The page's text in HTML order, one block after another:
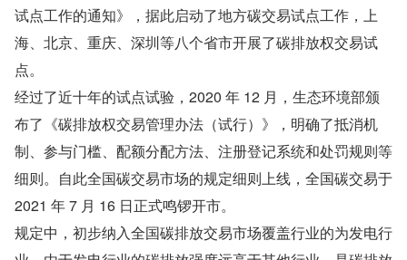
试点工作的通知》，据此启动了地方碳交易试点工作，上
海、北京、重庆、深圳等八个省市开展了碳排放权交易试
点。
经过了近十年的试点试验，2020 年 12 月，生态环境部颁
布了《碳排放权交易管理办法（试行）》，明确了抵消机
制、参与门槛、配额分配方法、注册登记系统和处罚规则等
细则。自此全国碳交易市场的规定细则上线，全国碳交易于
2021 年 7 月 16 日正式鸣锣开市。
规定中，初步纳入全国碳排放交易市场覆盖行业的为发电行